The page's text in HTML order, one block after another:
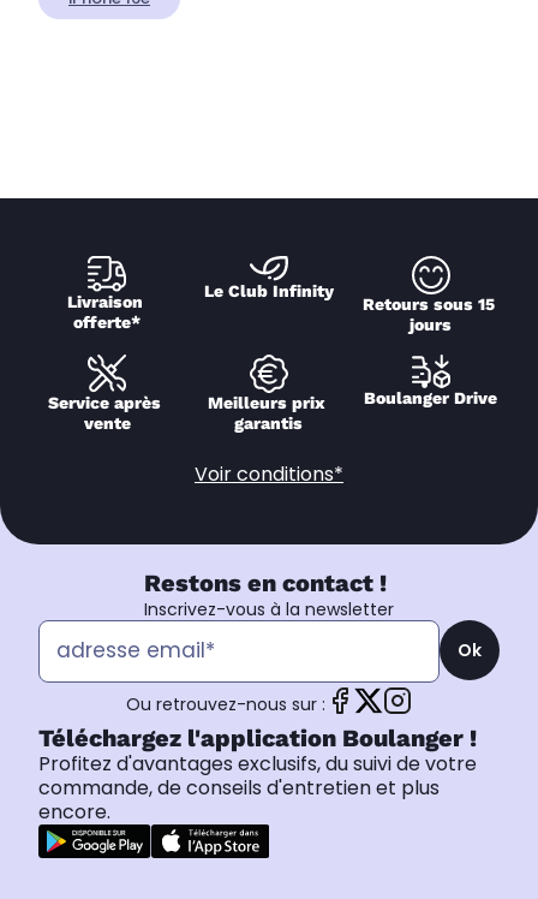
Livraison
offerte*
Le Club Infinity
Retours sous 15
jours
Service après
vente
Meilleurs prix
garantis
Boulanger Drive
Voir conditions*
Restons en contact !
Inscrivez-vous à la newsletter
Ok
Ou retrouvez-nous sur :
Téléchargez l'application Boulanger !
Profitez d'avantages exclusifs, du suivi de votre
commande, de conseils d'entretien et plus
encore.